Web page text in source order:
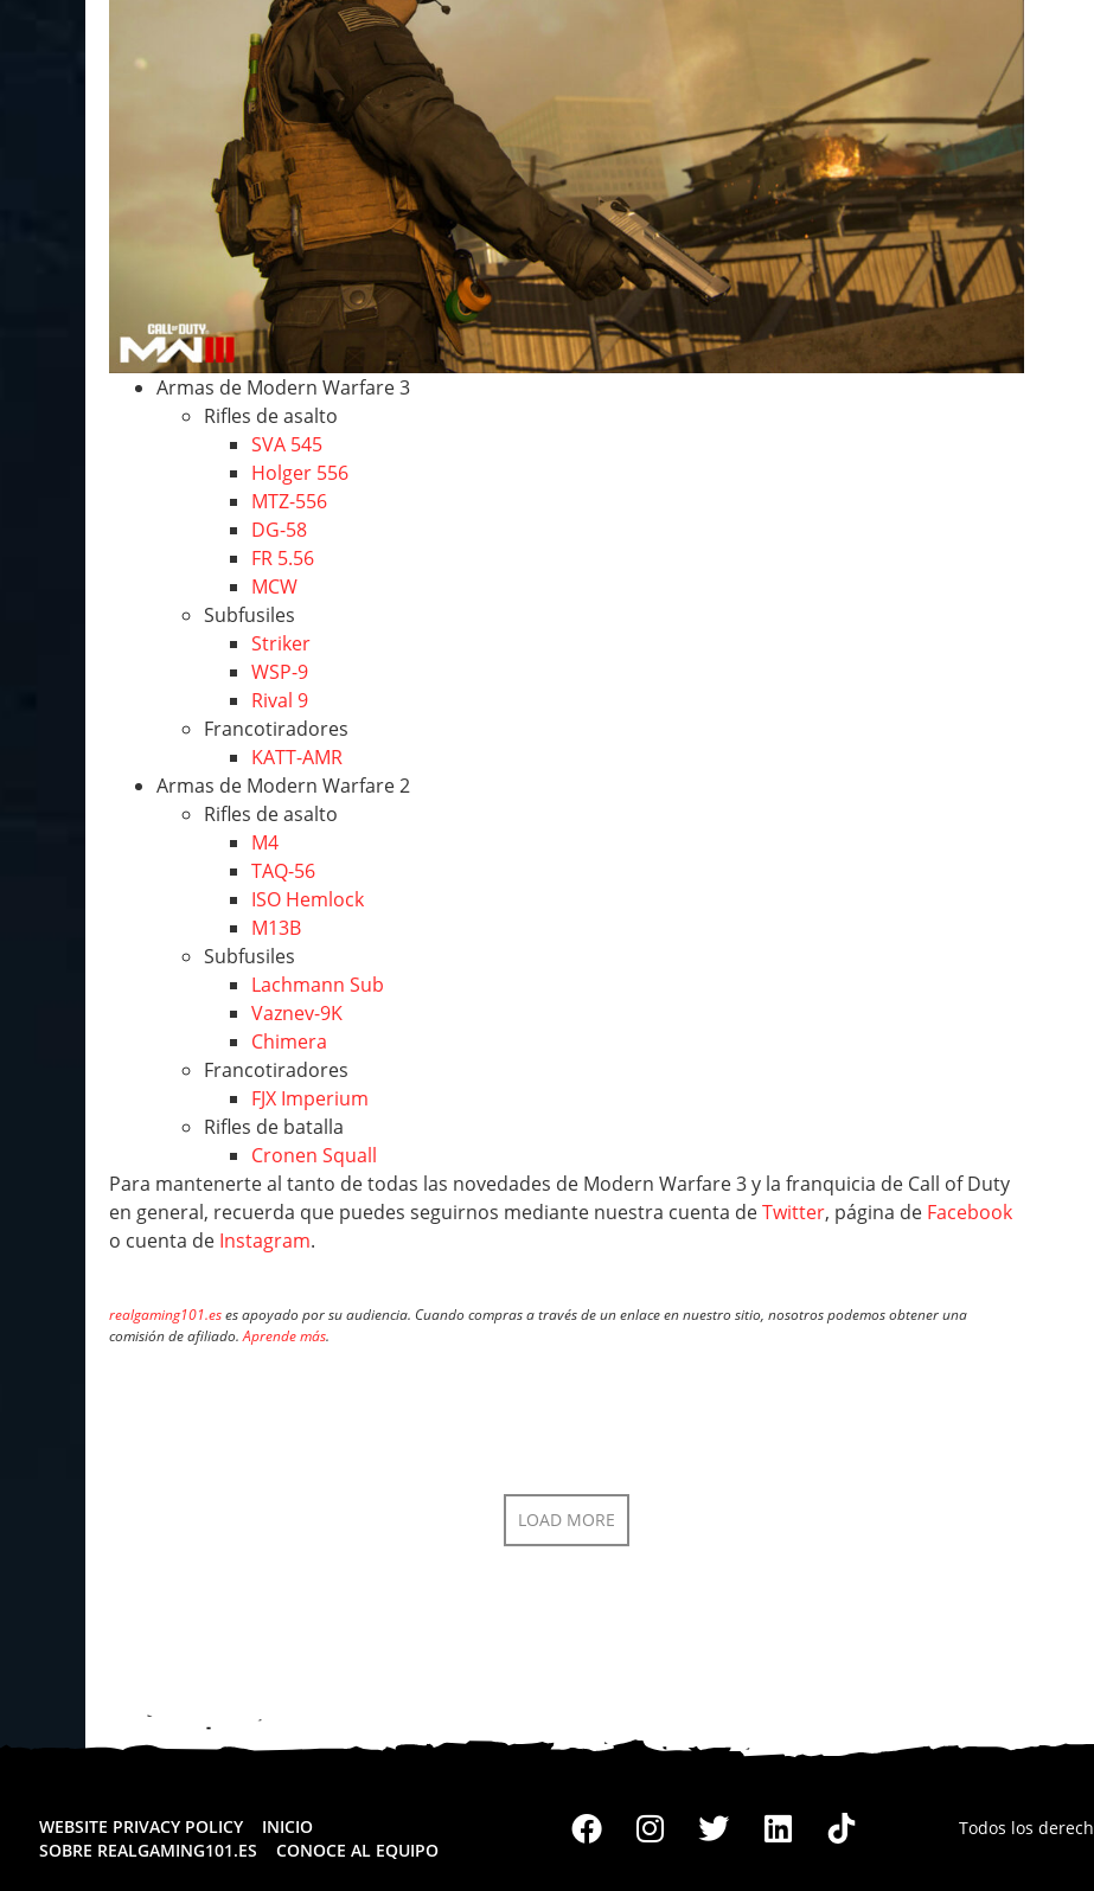
Armas de Modern Warfare 3
Rifles de asalto
SVA 545
Holger 556
MTZ-556
DG-58
FR 5.56
MCW
Subfusiles
Striker
WSP-9
Rival 9
Francotiradores
KATT-AMR
Armas de Modern Warfare 2
Rifles de asalto
M4
TAQ-56
ISO Hemlock
M13B
Subfusiles
Lachmann Sub
Vaznev-9K
Chimera
Francotiradores
FJX Imperium
Rifles de batalla
Cronen Squall
Para mantenerte al tanto de todas las novedades de Modern Warfare 3 y la franquicia de Call of Duty
en general, recuerda que puedes seguirnos mediante nuestra cuenta deTwitter, página de Facebook
o cuenta de Instagram.
realgaming101.eses apoyado por su audiencia. Cuando compras a través de un enlace en nuestro sitio, nosotros podemos obtener una
comisión de afiliado.Aprende más.
LOAD MORE
WEBSITE PRIVACY POLICY
INICIO
SOBRE REALGAMING101.ES
CONOCE AL EQUIPO
Todos los